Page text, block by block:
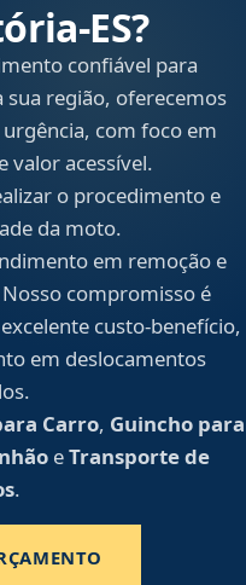
confiável para
região, oferecemos
com foco em
valor acessível.
o procedimento e
da moto.
em remoção e
compromisso é
custo-benefício,
em deslocamentos
Carro, Guincho para
eTransporte de
.